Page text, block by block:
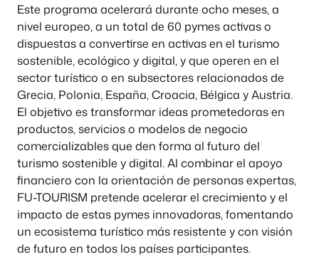
Este programa acelerará durante ocho meses, a
nivel europeo, a un total de 60 pymes activas o
dispuestas a convertirse en activas en el turismo
sostenible, ecológico y digital, y que operen en el
sector turístico o en subsectores relacionados de
Grecia, Polonia, España, Croacia, Bélgica y Austria.
El objetivo es transformar ideas prometedoras en
productos, servicios o modelos de negocio
comercializables que den forma al futuro del
turismo sostenible y digital. Al combinar el apoyo
financiero con la orientación de personas expertas,
FU-TOURISM pretende acelerar el crecimiento y el
impacto de estas pymes innovadoras, fomentando
un ecosistema turístico más resistente y con visión
de futuro en todos los países participantes.